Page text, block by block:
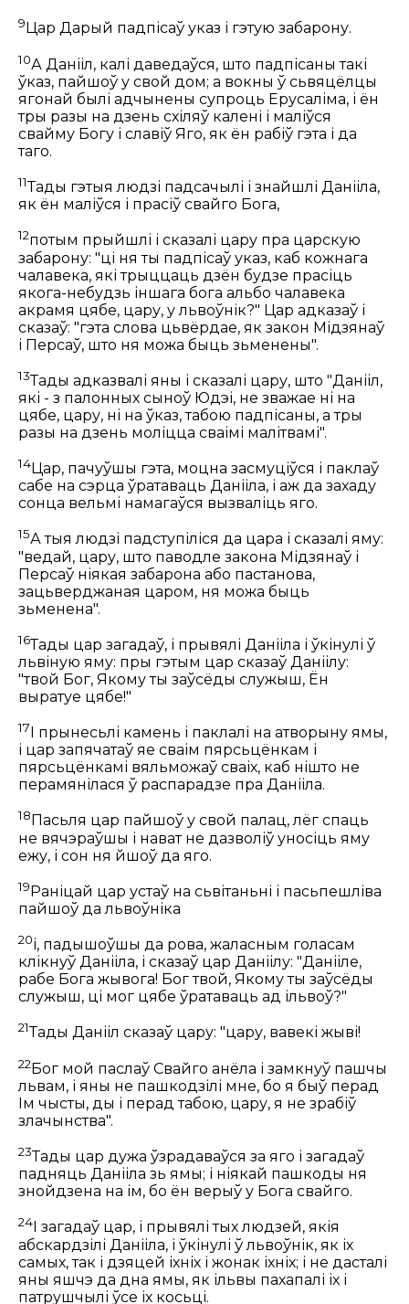
9 Цар Дарый падпісаў указ і гэтую забарону.
10А Данііл, калі даведаўся, што падпісаны такі
ўказ, пайшоў у свой дом; а вокны ў сьвяцёлцы
ягонай былі адчынены супроць Ерусаліма, і ён
тры разы на дзень схіляў калені і маліўся
свайму Богу і славіў Яго, як ён рабіў гэта і да
таго.
11Тады гэтыя людзі падсачылі і знайшлі Данііла,
як ён маліўся і прасіў свайго Бога,
12потым прыйшлі і сказалі цару пра царскую
забарону: "ці ня ты падпісаў указ, каб кожнага
чалавека, які трыццаць дзён будзе прасіць
якога-небудзь іншага бога альбо чалавека
акрамя цябе, цару, у львоўнік?" Цар адказаў і
сказаў: "гэта слова цьвёрдае, як закон Мідзянаў
і Персаў, што ня можа быць зьменены".
13Тады адказвалі яны і сказалі цару, што "Данііл,
які - з палонных сыноў Юдэі, не зважае ні на
цябе, цару, ні на ўказ, табою падпісаны, а тры
разы на дзень моліцца сваімі малітвамі".
14Цар, пачуўшы гэта, моцна засмуціўся і паклаў
сабе на сэрца ўратаваць Данііла, і аж да захаду
сонца вельмі намагаўся вызваліць яго.
15А тыя людзі падступіліся да цара і сказалі яму:
"ведай, цару, што паводле закона Мідзянаў і
Персаў ніякая забарона або пастанова,
зацьверджаная царом, ня можа быць
зьменена".
16Тады цар загадаў, і прывялі Данііла і ўкінулі ў
львіную яму: пры гэтым цар сказаў Даніілу:
"твой Бог, Якому ты заўсёды служыш, Ён
выратуе цябе!"
17
І прынесьлі камень і паклалі на атворыну ямы,
і цар запячатаў яе сваім пярсьцёнкам і
пярсьцёнкамі вяльможаў сваіх, каб нішто не
перамянілася ў распарадзе пра Данііла.
18 Пасьля цар пайшоў у свой палац, лёг спаць
не вячэраўшы і нават не дазволіў уносіць яму
ежу, і сон ня йшоў да яго.
19Раніцай цар устаў на сьвітаньні і пасьпешліва
пайшоў да львоўніка
20і, падышоўшы да рова, жаласным голасам
клікнуў Данііла, і сказаў цар Даніілу: "Данііле,
рабе Бога жывога! Бог твой, Якому ты заўсёды
служыш, ці мог цябе ўратаваць ад ільвоў?"
21Тады Данііл сказаў цару: "цару, вавекі жыві!
22Бог мой паслаў Свайго анёла і замкнуў пашчы
львам, і яны не пашкодзілі мне, бо я быў перад
Ім чысты, ды і перад табою, цару, я не зрабіў
злачынства".
23Тады цар дужа ўзрадаваўся за яго і загадаў
падняць Данііла зь ямы; і ніякай пашкоды ня
знойдзена на ім, бо ён верыў у Бога свайго.
24 І загадаў цар, і прывялі тых людзей, якія
абскардзілі Данііла, і ўкінулі ў львоўнік, як іх
самых, так і дзяцей іхніх і жонак іхніх; і не дасталі
яны яшчэ да дна ямы, як ільвы пахапалі іх і
патрушчылі ўсе іх косьці.